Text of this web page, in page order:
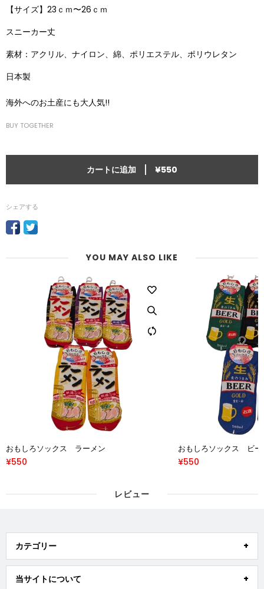
【サイズ】23ｃｍ〜26ｃｍ
スニーカー丈
素材：アクリル、ナイロン、綿、ポリエステル、ポリウレタン
日本製
海外へのお土産にも大人気!!
BUY TOGETHER
カートに追加 | ¥550
シェアする
YOU MAY ALSO LIKE
おもしろソックス ラーメン
¥550
おもしろソックス ビー
¥550
レビュー
カテゴリー
当サイトについて